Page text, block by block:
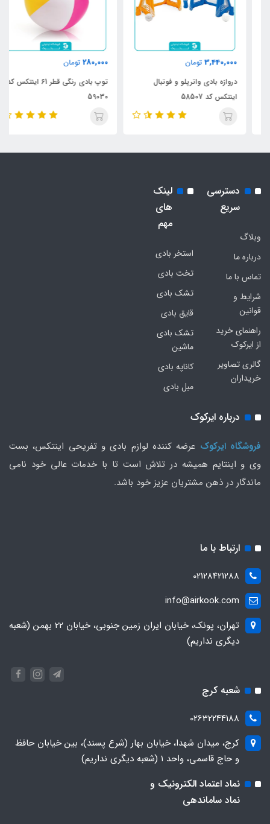
3,440,000 تومان
دروازه بادی واترپلو و فوتبال
اینتکس کد 58507
280,000 تومان
توپ بادی رنگی قطر 61 اینتکس کد
59030
دسترسی
سریع
وبلاگ
درباره ما
تماس با ما
شرایط و
قوانین
راهنمای خرید
از ایرکوک
گالری تصاویر
خریداران
لینک
های
مهم
استخر بادی
تخت بادی
تشک بادی
قایق بادی
تشک بادی
ماشین
کاناپه بادی
مبل بادی
درباره ایرکوک
فروشگاه ایرکوک عرضه کننده لوازم بادی و تفریحی اینتکس، بست
وی و اینتایم همیشه در تلاش است تا با خدمات عالی خود نامی
ماندگار در ذهن مشتریان عزیز خود باشد.
ارتباط با ما
02128421288
info@airkook.com
تهران، پونک، خیابان ایران زمین جنوبی، خیابان 22 بهمن (شعبه
دیگری نداریم)
شعبه کرج
02632244188
کرج، میدان شهدا، خیابان بهار (شرع پسند)، بین خیابان حافظ
و حاج قاسمی، واحد ۱ (شعبه دیگری نداریم)
نماد اعتماد الکترونیک و
نماد ساماندهی